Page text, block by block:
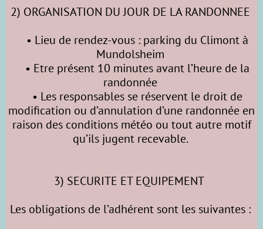
2) ORGANISATION DU JOUR DE LA RANDONNEE
• Lieu de rendez-vous : parking du Climont à
Mundolsheim
• Etre présent 10 minutes avant l’heure de la
randonnée
• Les responsables se réservent le droit de
modification ou d’annulation d’une randonnée en
raison des conditions météo ou tout autre motif
qu’ils jugent recevable.
3) SECURITE ET EQUIPEMENT
Les obligations de l’adhérent sont les suivantes :